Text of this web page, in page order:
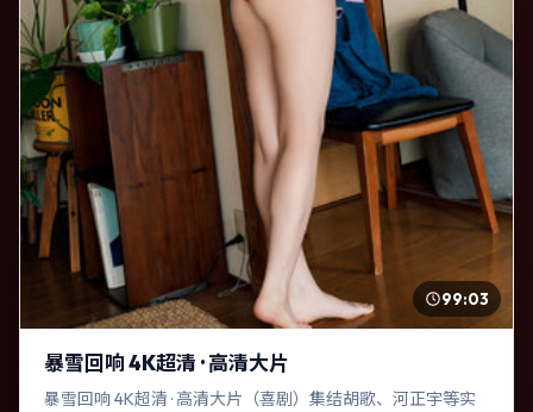
99:03
暴雪回响 4K超清 · 高清大片
暴雪回响 4K超清 · 高清大片（喜剧）集结胡歌、河正宇等实